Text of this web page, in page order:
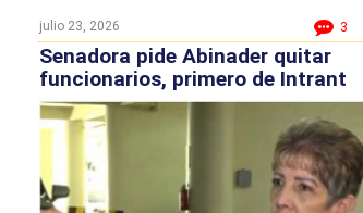
julio 23, 2026 3
Senadora pide Abinader quitar
funcionarios, primero de Intrant